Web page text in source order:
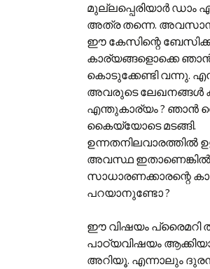
മുല്ലപ്പെരിയാർ ഡാം
അത്ര തന്നെ.
ഈ കേസിന്റെ
കാര്യങ്ങളൊക്കെ ഞാൻ
കൊടുക്കേണ്ടി വന്നു.
അവരുടെ ലേഖനങ്ങൾ
എന്തുകാര്യം ? ഞാൻ
കൈയ്യോടെ മടങ്ങി.
ഉന്നതനിലവാരത്തിൽ
അവസ്ഥ ഇതാണെങ്കിൽ
സാധാരണക്കാരന്റെ
പറയാനുണ്ടോ ?
ഈ വിഷയം പ്രൈമറി
പാഠ്യവിഷയം
അറിയൂ. എന്നാലും